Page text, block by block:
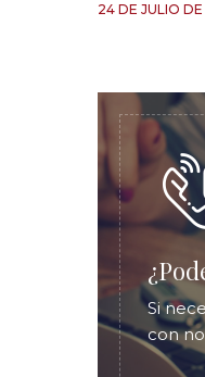
24 DE JULIO
Si
con